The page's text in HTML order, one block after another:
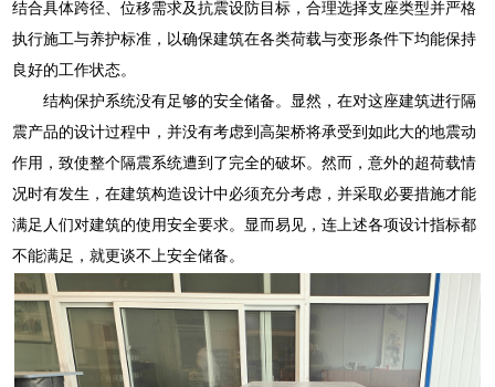
结合具体跨径、位移需求及抗震设防目标，合理选择支座类型并严格
执行施工与养护标准，以确保建筑在各类荷载与变形条件下均能保持
良好的工作状态。
结构保护系统没有足够的安全储备。显然，在对这座建筑进行隔
震产品的设计过程中，并没有考虑到高架桥将承受到如此大的地震动
作用，致使整个隔震系统遭到了完全的破坏。然而，意外的超荷载情
况时有发生，在建筑构造设计中必须充分考虑，并采取必要措施才能
满足人们对建筑的使用安全要求。显而易见，连上述各项设计指标都
不能满足，就更谈不上安全储备。